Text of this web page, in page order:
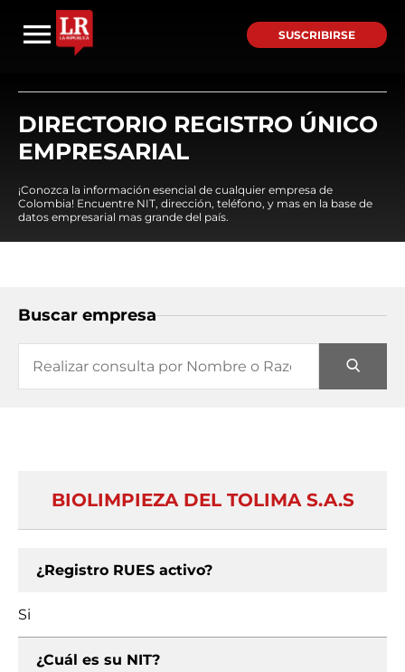
SUSCRIBIRSE
DIRECTORIO REGISTRO ÚNICO
EMPRESARIAL
¡Conozca la información esencial de cualquier empresa de
Colombia! Encuentre NIT, dirección, teléfono, y mas en la base de
datos empresarial mas grande del país.
Buscar empresa
BIOLIMPIEZA DEL TOLIMA S.A.S
¿Registro RUES activo?
Si
¿Cuál es su NIT?